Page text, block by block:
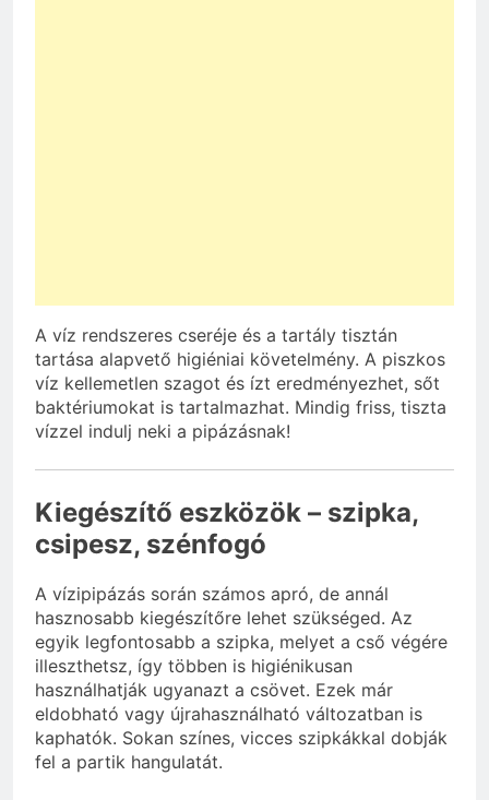
A víz rendszeres cseréje és a tartály tisztán
tartása alapvető higiéniai követelmény. A piszkos
víz kellemetlen szagot és ízt eredményezhet, sőt
baktériumokat is tartalmazhat. Mindig friss, tiszta
vízzel indulj neki a pipázásnak!
Kiegészítő eszközök – szipka,
csipesz, szénfogó
A vízipipázás során számos apró, de annál
hasznosabb kiegészítőre lehet szükséged. Az
egyik legfontosabb a szipka, melyet a cső végére
illeszthetsz, így többen is higiénikusan
használhatják ugyanazt a csövet. Ezek már
eldobható vagy újrahasználható változatban is
kaphatók. Sokan színes, vicces szipkákkal dobják
fel a partik hangulatát.